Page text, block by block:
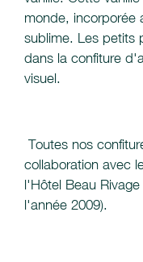
monde, incorporée
sublime. Les petits
dans la confiture
visuel.
Toutes nos
collaboration avec
l'Hôtel Beau
l'année 2009).